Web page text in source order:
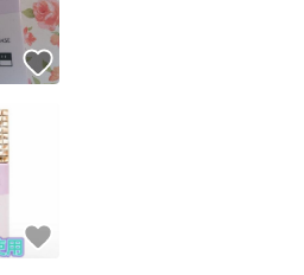
高頻度で24時間以内＆設定した発送日数内に
設定した発送日数内に発送しています
いいね！